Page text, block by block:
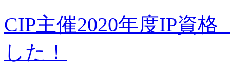
CIP主催2020年度IP資
した！